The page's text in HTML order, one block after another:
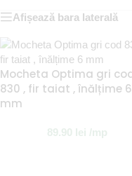
Afișează bara laterală
Mocheta Optima gri
830 , fir taiat , înălțime 6
mm
89.90 lei /mp